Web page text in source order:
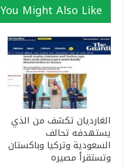
You Might Also Like
الغارديان تكشف من الذي
يستهدفه تحالف
السعودية وتركيا وباكستان
وتستقرأ مصيره